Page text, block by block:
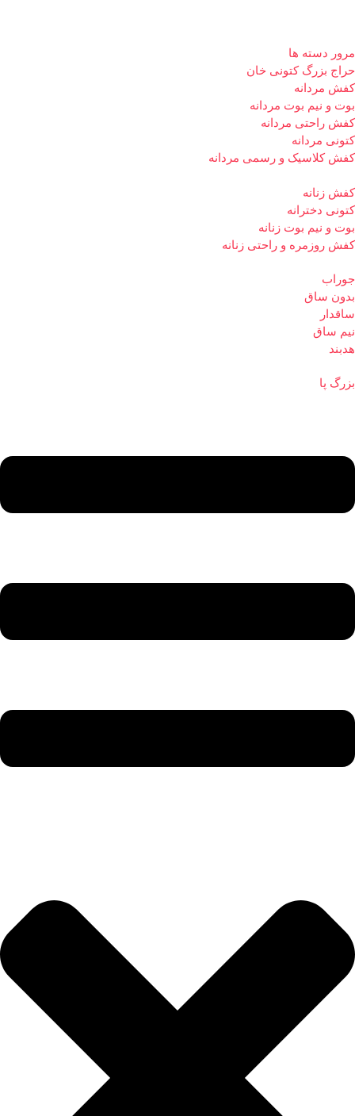
مرور دسته ها
حراج بزرگ کتونی خان
کفش مردانه
بوت و نیم بوت مردانه
کفش راحتی مردانه
کتونی مردانه
کفش کلاسیک و رسمی مردانه
کفش زنانه
کتونی دخترانه
بوت و نیم بوت زنانه
کفش روزمره و راحتی زنانه
جوراب
بدون ساق
ساقدار
نیم ساق
هدبند
بزرگ پا